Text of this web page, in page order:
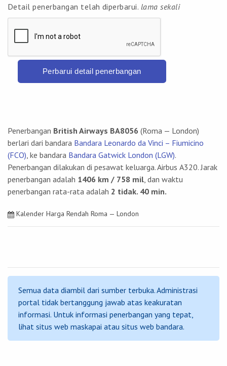
Detail penerbangan telah diperbarui. lama sekali
Perbarui detail penerbangan
Penerbangan British Airways BA8056 (Roma — London)
berlari dari bandara Bandara Leonardo da Vinci – Fiumicino
(FCO), ke bandara Bandara Gatwick London (LGW).
Penerbangan dilakukan di pesawat keluarga. Airbus А320. Jarak
penerbangan adalah 1406 km / 758 mil, dan waktu
penerbangan rata-rata adalah 2 tidak. 40 min.
Kalender Harga Rendah Roma — London
Semua data diambil dari sumber terbuka. Administrasi
portal tidak bertanggung jawab atas keakuratan
informasi. Untuk informasi penerbangan yang tepat,
lihat situs web maskapai atau situs web bandara.